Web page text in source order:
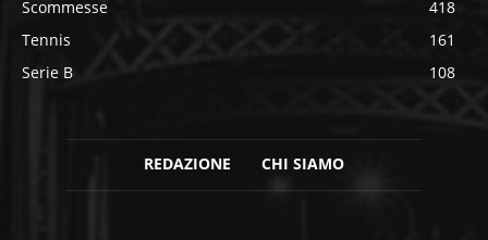
Scommesse
418
Tennis
161
Serie B
108
REDAZIONE CHI SIAMO